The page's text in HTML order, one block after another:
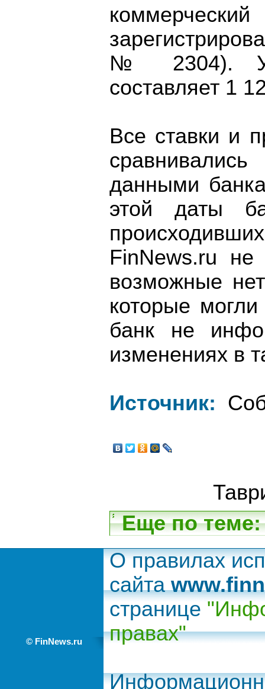
№ 2304).
составляет 1
Все ставки и
данными
этой даты
FinNews.ru не
возможные
которые могли
банк не
изменениях в
Источник:
Еще по теме:
© FinNews.ru
О правилах
сайта
странице
правах"